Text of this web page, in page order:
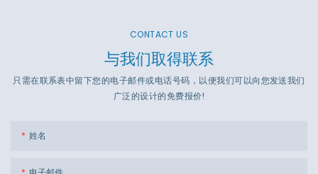
CONTACT US
与我们取得联系
只需在联系表中留下您的电子邮件或电话号码，以便我们可以向您发送我们
广泛的设计的免费报价!
姓名